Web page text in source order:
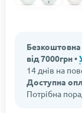
Безкоштовна
від 7000грн •
14 днів на
Доступна
Потрібна